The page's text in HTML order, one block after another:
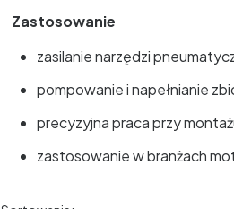
Zastosowanie
zasilanie narzędzi
pompowanie i napełnianie
precyzyjna praca przy
zastosowanie w branżach